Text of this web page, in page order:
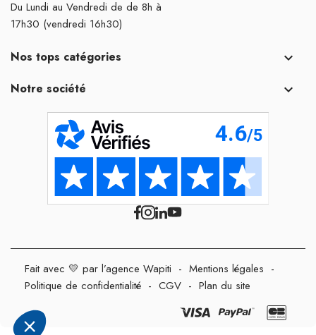
Du Lundi au Vendredi de de 8h à
17h30 (vendredi 16h30)
Nos tops catégories 
Notre société 
Fait avec 💛 par l’agence Wapiti - Mentions légales -
Politique de confidentialité - CGV - Plan du site